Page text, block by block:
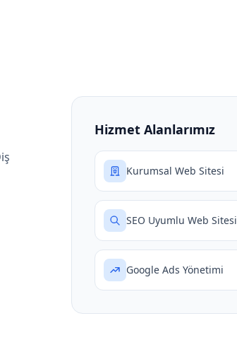
Hizmet Alanlarımız
Kurumsal Web Sitesi
SEO Uyumlu Web Sitesi
Google Ads Yönetimi